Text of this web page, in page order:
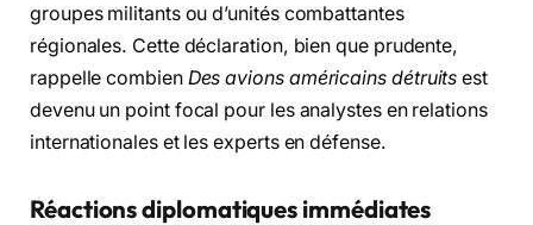
groupes militants ou d’unités combattantes
régionales. Cette déclaration, bien que prudente,
rappelle combien Des avions américains détruits est
devenu un point focal pour les analystes en relations
internationales et les experts en défense.
Réactions diplomatiques immédiates